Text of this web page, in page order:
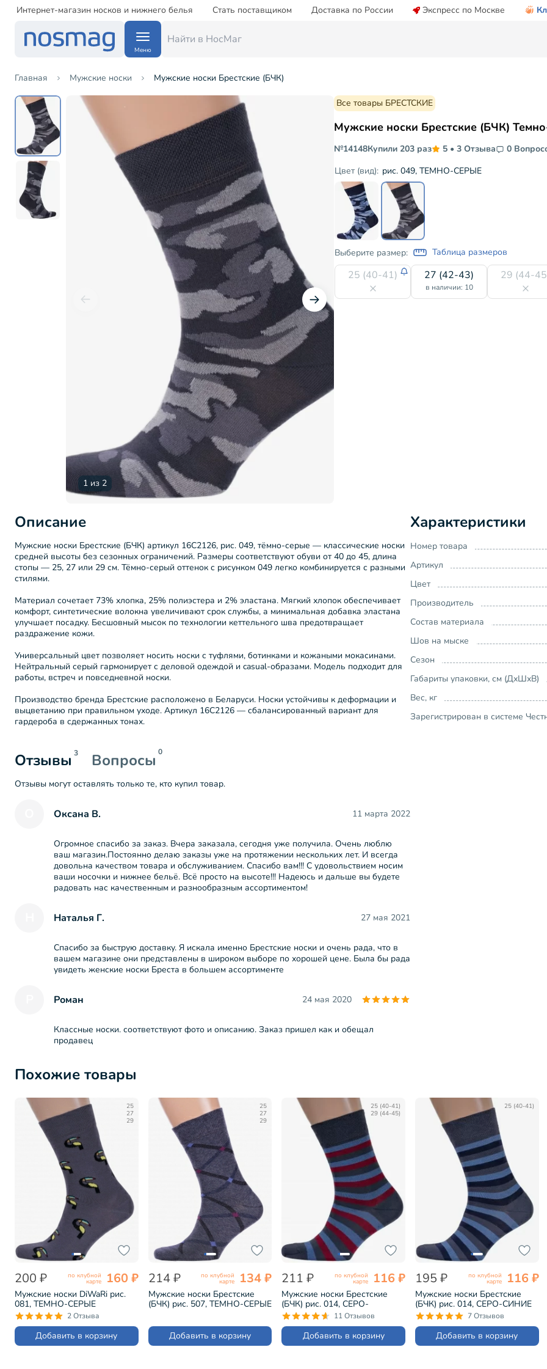
Интернет-магазин носков и нижнего белья Стать поставщиком Доставка по России Экспресс по Москве
Меню
Главная Мужские носки Мужские носки Брестские (БЧК)
1 из 2
Все товары БРЕСТСКИЕ
Мужские носки Брестские (БЧК)
№14148Купили 203 раз 5 • 3 Отзыва
0
Цвет (вид): рис. 049, ТЕМНО-СЕРЫЕ
Выберите размер: Таблица размеров
25 (40-41) 27 (42-43)
в наличии: 10
29 (44-
Описание
Мужские носки Брестские (БЧК) артикул 16С2126, рис. 049, тёмно-серые — классические носки
средней высоты без сезонных ограничений. Размеры соответствуют обуви от 40 до 45, длина
стопы — 25, 27 или 29 см. Тёмно-серый оттенок с рисунком 049 легко комбинируется с разными
стилями.
Материал сочетает 73% хлопка, 25% полиэстера и 2% эластана. Мягкий хлопок обеспечивает
комфорт, синтетические волокна увеличивают срок службы, а минимальная добавка эластана
улучшает посадку. Бесшовный мысок по технологии кеттельного шва предотвращает
раздражение кожи.
Универсальный цвет позволяет носить носки с туфлями, ботинками и кожаными мокасинами.
Нейтральный серый гармонирует с деловой одеждой и casual-образами. Модель подходит для
работы, встреч и повседневной носки.
Производство бренда Брестские расположено в Беларуси. Носки устойчивы к деформации и
выцветанию при правильном уходе. Артикул 16С2126 — сбалансированный вариант для
гардероба в сдержанных тонах.
Характеристики
Номер товара
Артикул
Цвет
Производитель
Состав материала
Шов на мыске
Сезон
Габариты упаковки, см (ДхШхВ)
Вес, кг
Зарегистрирован в системе
Отзывы 3 Вопросы 0
Отзывы могут оставлять только те, кто купил товар.
Оксана В. 11 марта 2022
Огромное спасибо за заказ. Вчера заказала, сегодня уже получила. Очень люблю
ваш магазин.Постоянно делаю заказы уже на протяжении нескольких лет. И всегда
довольна качеством товара и обслуживанием. Спасибо вам!!! С удовольствием носим
ваши носочки и нижнее бельё. Всё просто на высоте!!! Надеюсь и дальше вы будете
радовать нас качественным и разнообразным ассортиментом!
Наталья Г. 27 мая 2021
Спасибо за быструю доставку. Я искала именно Брестские носки и очень рада, что в
вашем магазине они представлены в широком выборе по хорошей цене. Была бы рада
увидеть женские носки Бреста в большем ассортименте
Роман 24 мая 2020
Классные носки. соответствуют фото и описанию. Заказ пришел как и обещал
продавец
Похожие товары
25
27
29
200 ₽ по клубной
карте 160 ₽
Мужские носки DiWaRi рис.
081, ТЕМНО-СЕРЫЕ
(17С-151СП) 2 Отзыва
Добавить в корзину
25
27
29
214 ₽ по клубной
карте 134 ₽
Мужские носки Брестские
(БЧК) рис. 507, ТЕМНО-СЕРЫЕ
Добавить в корзину
25 (40-41)
29 (44-45)
211 ₽ по клубной
карте 116 ₽
Мужские носки Брестские
(БЧК) рис. 014, СЕРО-
БОРДОВЫЕ (14С2122)
11 Отзывов
Добавить в корзину
25 (40-41)
195 ₽ по клубной
карте 116 ₽
Мужские носки Брестские
(БЧК) рис. 014, СЕРО-СИНИЕ
(14С2122)
7 Отзывов
Добавить в корзину